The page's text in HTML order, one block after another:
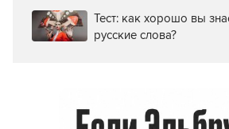
Тест: как хорошо вы
русские слова?